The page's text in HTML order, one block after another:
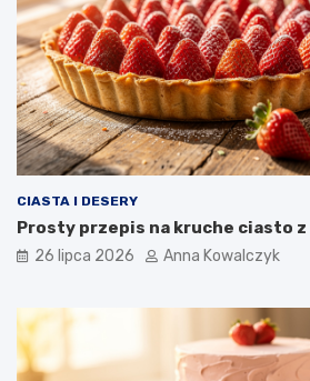
CIASTA I DESERY
Prosty przepis na kruche ciasto
26 lipca 2026 Anna Kowalczyk